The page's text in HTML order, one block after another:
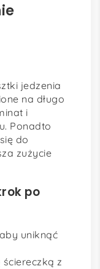
jedzenia
na długo
i
Ponadto
do
zużycie
po
uniknąć
z